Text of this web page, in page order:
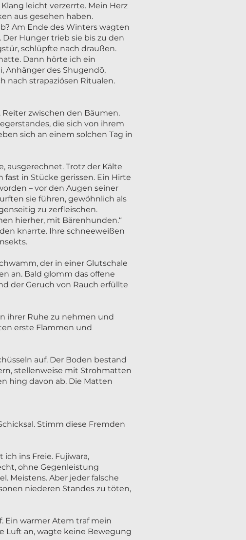
leicht verzerrte. Mein Herz
aus gesehen haben.
Am Ende des Winters wagten
Hunger trieb sie bis zu den
schlüpfte nach draußen.
Dann hörte ich ein
Anhänger des Shugendō,
nach strapaziösen Ritualen.
zwischen den Bäumen.
die sich von ihrem
sich an einem solchen Tag in
ausgerechnet. Trotz der Kälte
fast in Stücke gerissen. Ein Hirte
– vor den Augen seiner
sie führen, gewöhnlich als
zu zerfleischen.
hierher, mit Bärenhunden.“
knarrte. Ihre schneeweißen
der in einer Glutschale
an. Bald glomm das offene
der Geruch von Rauch erfüllte
ihrer Ruhe zu nehmen und
erste Flammen und
auf. Der Boden bestand
stellenweise mit Strohmatten
hing davon ab. Die Matten
Stimm diese Fremden
ins Freie. Fujiwara,
ohne Gegenleistung
Meistens. Aber jeder falsche
niederen Standes zu töten,
Ein warmer Atem traf mein
Luft an, wagte keine Bewegung